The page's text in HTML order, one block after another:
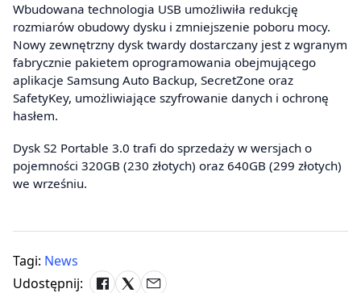
Wbudowana technologia USB umożliwiła redukcję
rozmiarów obudowy dysku i zmniejszenie poboru mocy.
Nowy zewnętrzny dysk twardy dostarczany jest z wgranym
fabrycznie pakietem oprogramowania obejmującego
aplikacje Samsung Auto Backup, SecretZone oraz
SafetyKey, umożliwiające szyfrowanie danych i ochronę
hasłem.
Dysk S2 Portable 3.0 trafi do sprzedaży w wersjach o
pojemności 320GB (230 złotych) oraz 640GB (299 złotych)
we wrześniu.
Tagi: News
Udostępnij: